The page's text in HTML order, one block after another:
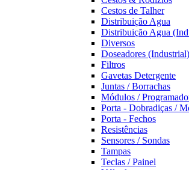
Cestos de Talher
Distribuição Agua
Distribuição Agua
Diversos
Doseadores (Industrial)
Filtros
Gavetas Detergente
Juntas / Borrachas
Módulos /
Porta - Dobradiças /
Porta - Fechos
Resistências
Sensores / Sondas
Tampas
Teclas / Painel